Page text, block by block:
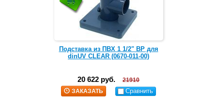
Подставка из ПВХ 1 1/2" ВР для
dinUV CLEAR (0670-011-00)
20 622 руб.
21910
ЗАКАЗАТЬ
Сравнить